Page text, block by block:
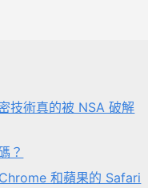
技術真的被 NSA 破解
？
和蘋果的 Safari